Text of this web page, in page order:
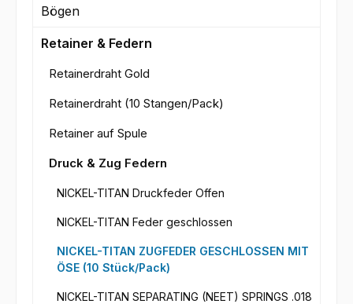
Bögen
Retainer & Federn
Retainerdraht Gold
Retainerdraht (10 Stangen/Pack)
Retainer auf Spule
Druck & Zug Federn
NICKEL-TITAN Druckfeder Offen
NICKEL-TITAN Feder geschlossen
NICKEL-TITAN ZUGFEDER GESCHLOSSEN MIT
ÖSE (10 Stück/Pack)
NICKEL-TITAN SEPARATING (NEET) SPRINGS .018